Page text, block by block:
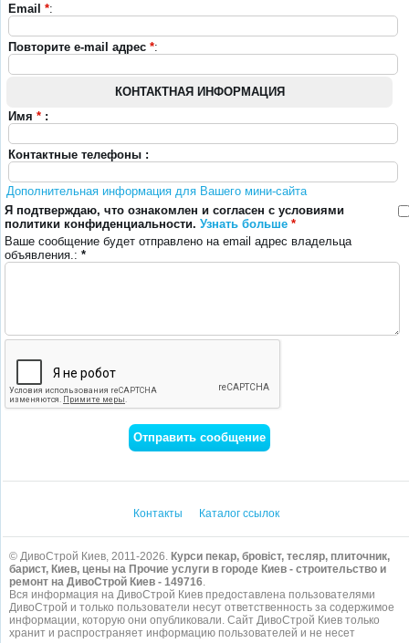
Email *:
Повторите e-mail адрес *:
КОНТАКТНАЯ ИНФОРМАЦИЯ
Имя * :
Контактные телефоны :
Дополнительная информация для Вашего мини-сайта
Я подтверждаю, что ознакомлен и согласен с условиями
политики конфиденциальности. Узнать больше *
Ваше сообщение будет отправлено на email адрес владельца
объявления.: *
Контакты Каталог ссылок
© ДивоСтрой Киев, 2011-2026. Курси пекар, бровіст, тесляр, плиточник,
барист, Киев, цены на Прочие услуги в городе Киев - строительство и
ремонт на ДивоСтрой Киев - 149716.
Вся информация на ДивоСтрой Киев предоставлена пользователями
ДивоСтрой и только пользователи несут ответственность за содержимое
информации, которую они опубликовали. Сайт ДивоСтрой Киев только
хранит и распространяет информацию пользователей и не несет